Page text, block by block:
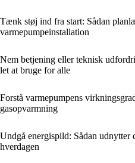
Tænk støj ind fra start: Sådan
varmepumpeinstallation
Nem betjening eller teknisk
let at bruge for alle
Forstå varmepumpens
gasopvarmning
Undgå energispild: Sådan
hverdagen